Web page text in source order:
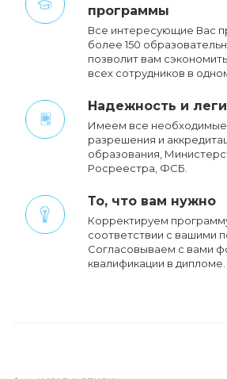
программы
Все интересующие Вас
более 150
позволит вам
всех сотрудников в
Надежность и
Имеем все необходимые
разрешения и
образования,
Росреестра, ФСБ.
То, что вам нужно
Корректируем
соответствии с вашими
Cогласовываем с вами
квалификации в дипломе.